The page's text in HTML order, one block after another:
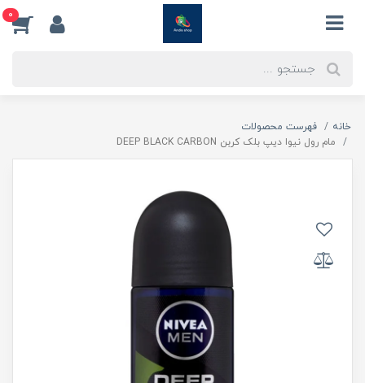
0
خانه
فهرست محصولات
مام رول نیوا دیپ بلک کربن DEEP BLACK CARBON